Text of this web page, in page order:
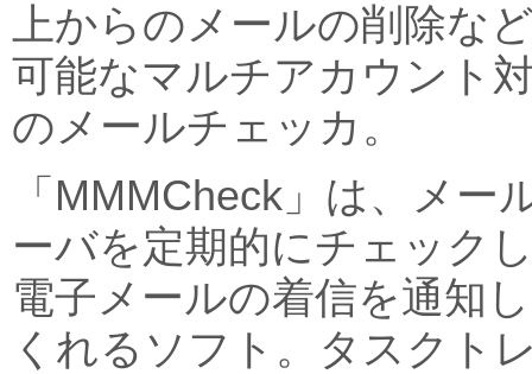
上からのメールの削除な
可能なマルチアカウント
のメールチェッカ。
「MMMCheck」は、メー
ーバを定期的にチェック
電子メールの着信を通知
くれるソフト。タスクト